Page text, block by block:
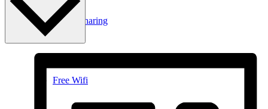
E-Car-Sharing
Free Wifi